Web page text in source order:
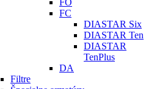
FO
FC
DIASTAR Six
DIASTAR Ten
DIASTAR
TenPlus
DA
Filtre